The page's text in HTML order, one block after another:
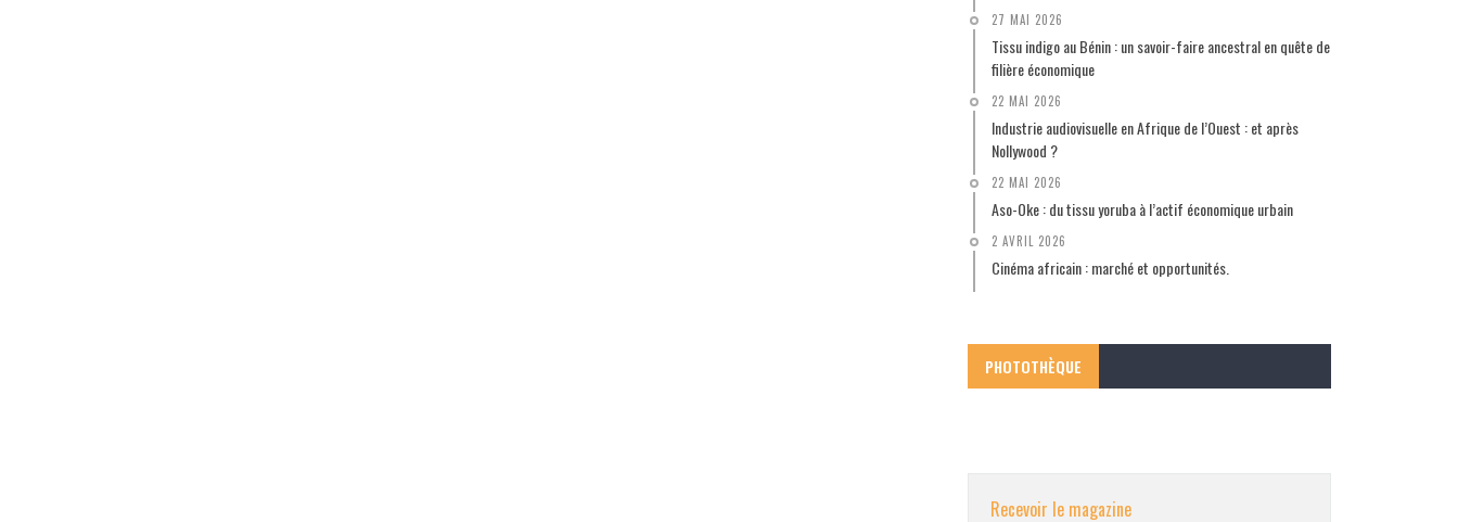
27 MAI 2026
Tissu indigo au Bénin : un savoir-faire ancestral en quête de
filière économique
22 MAI 2026
Industrie audiovisuelle en Afrique de l’Ouest : et après
Nollywood ?
22 MAI 2026
Aso-Oke : du tissu yoruba à l’actif économique urbain
2 AVRIL 2026
Cinéma africain : marché et opportunités.
PHOTOTHÈQUE
Recevoir le magazine